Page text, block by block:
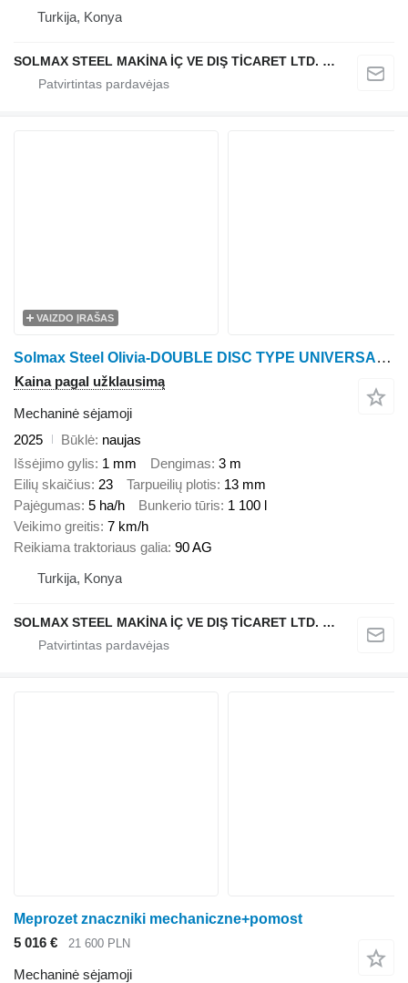
Turkija, Konya
SOLMAX STEEL MAKİNA İÇ VE DIŞ TİCARET LTD. ŞTİ.
VAIZDO ĮRAŠAS
Solmax Steel Olivia-DOUBLE DISC TYPE UNIVERSAL SEEDER
Kaina pagal užklausimą
Mechaninė sėjamoji
2025
Būklė naujas
Išsėjimo gylis 1 mm Dengimas 3 m
Eilių skaičius 23 Tarpueilių plotis 13 mm
Pajėgumas 5 ha/h Bunkerio tūris 1 100 l
Veikimo greitis 7 km/h
Reikiama traktoriaus galia 90 AG
Turkija, Konya
SOLMAX STEEL MAKİNA İÇ VE DIŞ TİCARET LTD. ŞTİ.
Meprozet znaczniki mechaniczne+pomost
5 016 €
21 600 PLN
Mechaninė sėjamoji